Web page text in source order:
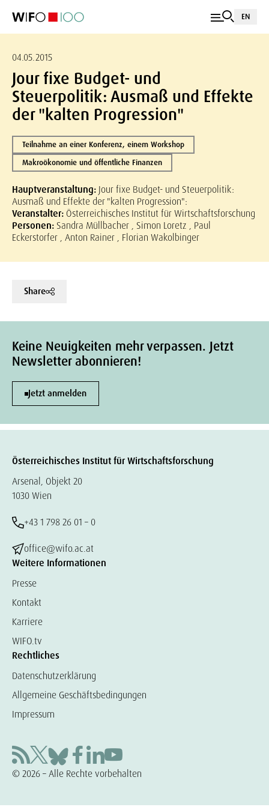
EN
04.05.2015
Jour fixe Budget- und
Steuerpolitik: Ausmaß und Effekte
der "kalten Progression"
Teilnahme an einer Konferenz, einem Workshop
Makroökonomie und öffentliche Finanzen
Hauptveranstaltung: Jour fixe Budget- und Steuerpolitik:
Ausmaß und Effekte der "kalten Progression":
Veranstalter: Österreichisches Institut für Wirtschaftsforschung
Personen: Sandra Müllbacher , Simon Loretz , Paul
Eckerstorfer , Anton Rainer , Florian Wakolbinger
Share
Keine Neuigkeiten mehr verpassen. Jetzt
Newsletter abonnieren!
Jetzt anmelden
Österreichisches Institut für Wirtschaftsforschung
Arsenal, Objekt 20
1030 Wien
+43 1 798 26 01 – 0
office@wifo.ac.at
Weitere Informationen
Presse
Kontakt
Karriere
WIFO.tv
Rechtliches
Datenschutzerklärung
Allgemeine Geschäftsbedingungen
Impressum
© 2026 – Alle Rechte vorbehalten